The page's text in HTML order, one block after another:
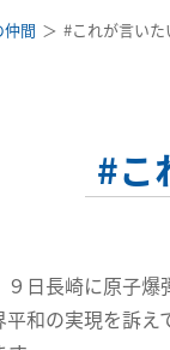
間 #これが言い
#こ
９日長崎に原子
和の実現を訴